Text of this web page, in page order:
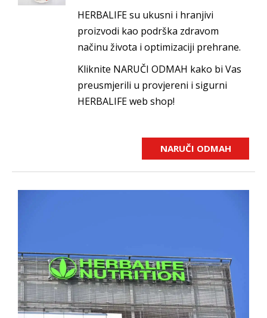
HERBALIFE su ukusni i hranjivi
proizvodi kao podrška zdravom
načinu života i optimizaciji prehrane.
Kliknite NARUČI ODMAH kako bi Vas
preusmjerili u provjereni i sigurni
HERBALIFE web shop!
NARUČI ODMAH